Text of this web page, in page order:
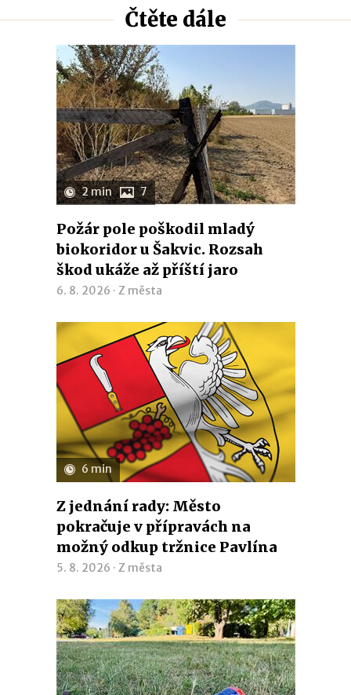
Čtěte dále
2 min 7
Požár pole poškodil mladý
biokoridor u Šakvic. Rozsah
škod ukáže až příští jaro
6. 8. 2026 · Z města
6 min
Z jednání rady: Město
pokračuje v přípravách na
možný odkup tržnice Pavlína
5. 8. 2026 · Z města